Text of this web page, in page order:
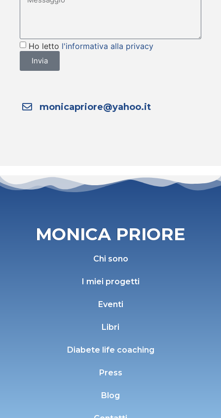
Ho letto l'informativa alla privacy
Invia
monicapriore@yahoo.it
MONICA PRIORE
Chi sono
I miei progetti
Eventi
Libri
Diabete life coaching
Press
Blog